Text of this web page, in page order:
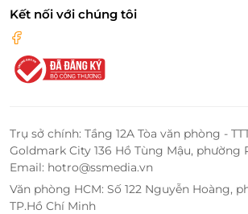
Kết nối với chúng tôi
Trụ sở chính: Tầng 12A Tòa văn phòng -
Goldmark City 136 Hồ Tùng Mậu, phường
Email: hotro@ssmedia.vn
Văn phòng HCM: Số 122 Nguyễn Hoàng,
TP.Hồ Chí Minh